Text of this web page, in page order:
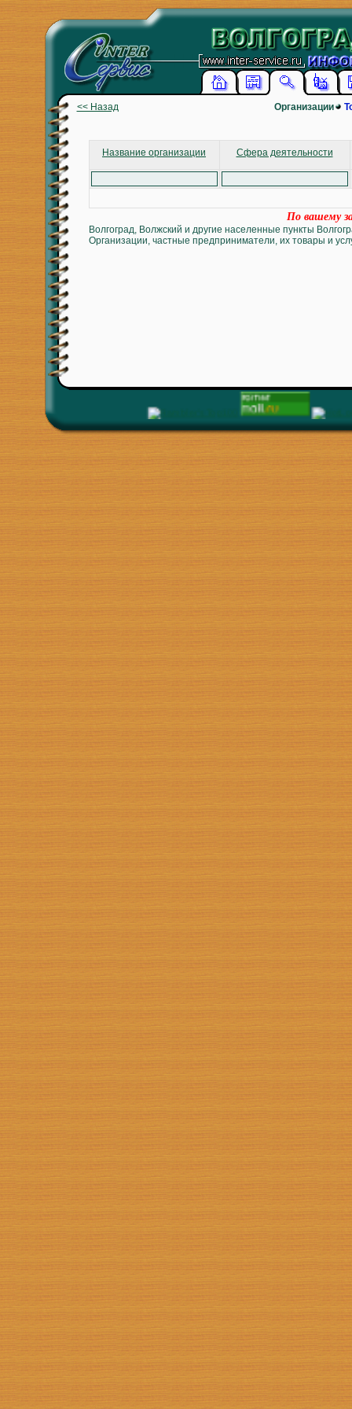
<< Назад Организации
Название организации Сфера деятельности
По вашему
Волгоград, Волжский и другие населенные пункты
Организации, частные предприниматели, их товары и